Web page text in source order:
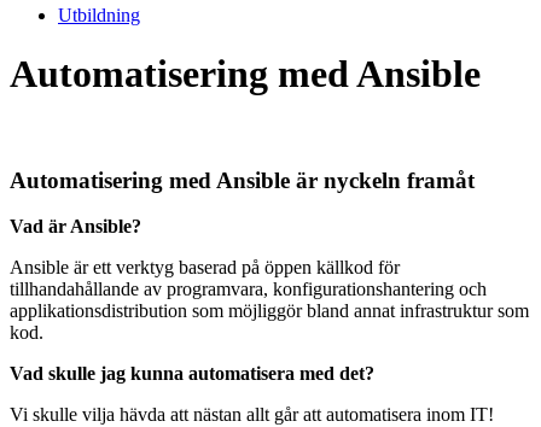
Utbildning
Automatisering med Ansible
Automatisering med Ansible är nyckeln framåt
Vad är Ansible?
Ansible är ett verktyg baserad på öppen källkod för
tillhandahållande av programvara, konfigurationshantering och
applikationsdistribution som möjliggör bland annat infrastruktur som
kod.
Vad skulle jag kunna automatisera med det?
Vi skulle vilja hävda att nästan allt går att automatisera inom IT!